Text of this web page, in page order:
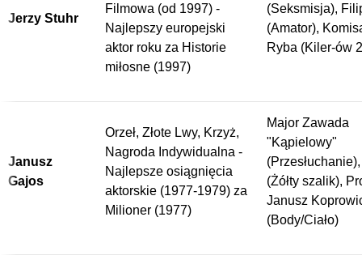
Jerzy Stuhr
Filmowa (od 1997) -
Najlepszy europejski
aktor roku za Historie
miłosne (1997)
(Seksmisja),
(Amator),
Ryba (Kiler-ów
Janusz
Gajos
Orzeł, Złote Lwy, Krzyż,
Nagroda Indywidualna -
Najlepsze osiągnięcia
aktorskie (1977-1979) za
Milioner (1977)
Major Zawada
"Kąpielowy"
(Żółty szalik),
Janusz
(Body/Ciało)